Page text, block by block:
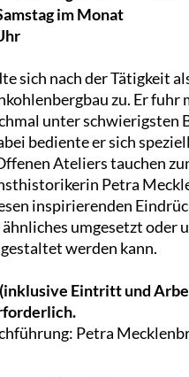
im Monat
sich nach der Tätigkeit
zu. Er fuhr
unter schwierigsten
bediente er sich
Ateliers tauchen
Petra
inspirierenden
umgesetzt oder
werden kann.
Eintritt und
Petra